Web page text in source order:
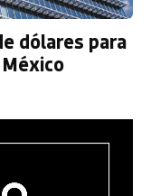
dólares para